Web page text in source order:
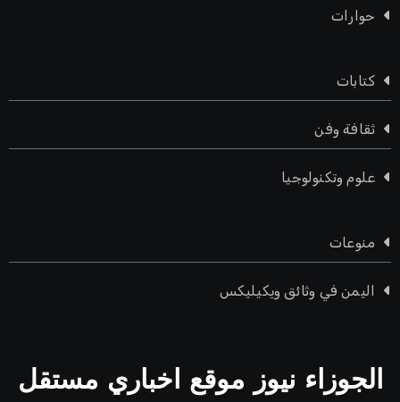
حوارات
كتابات
ثقافة وفن
علوم وتكنولوجيا
منوعات
اليمن في وثائق ويكيليكس
الجوزاء نيوز موقع اخباري مستقل